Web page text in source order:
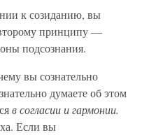
к созиданию, вы
принципу —
подсознания.
вы сознательно
думаете об этом
в согласии и гармонии.
Если вы